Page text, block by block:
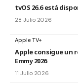
tvOS 26.6 está
28 Julio 2026
Apple TV+
Apple consigue un
Emmy 2026
11 Julio 2026